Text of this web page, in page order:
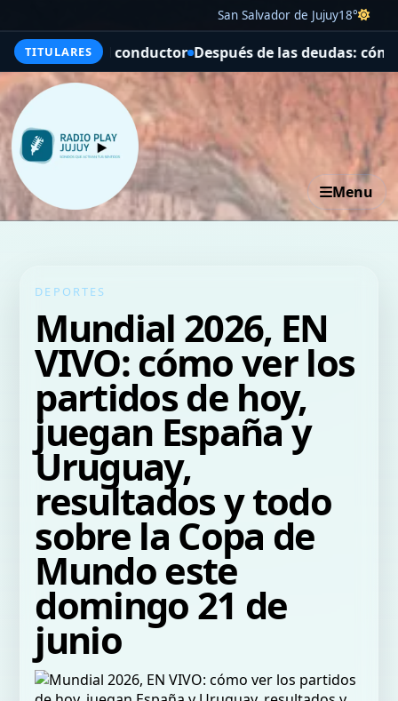
San Salvador de Jujuy18°
TITULARES
para el conductor Después de las deudas: cómo son
Menu
DEPORTES
Mundial 2026, EN
VIVO: cómo ver los
partidos de hoy,
juegan España y
Uruguay,
resultados y todo
sobre la Copa de
Mundo este
domingo 21 de
junio